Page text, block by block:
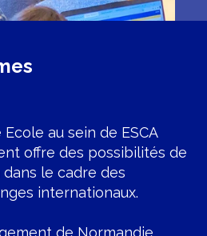
au sein de ESCA
offre des possibilités de
le cadre des
internationaux.
de Normandie